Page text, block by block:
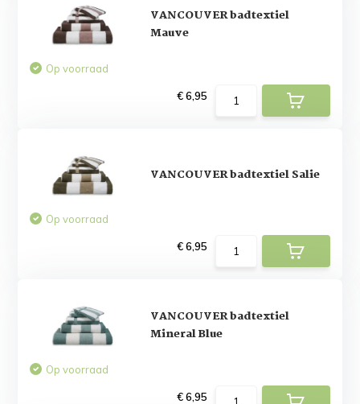
VANCOUVER badtextiel
Mauve
Op voorraad
€ 6,95
VANCOUVER badtextiel Salie
Op voorraad
€ 6,95
VANCOUVER badtextiel
Mineral Blue
Op voorraad
€ 6,95